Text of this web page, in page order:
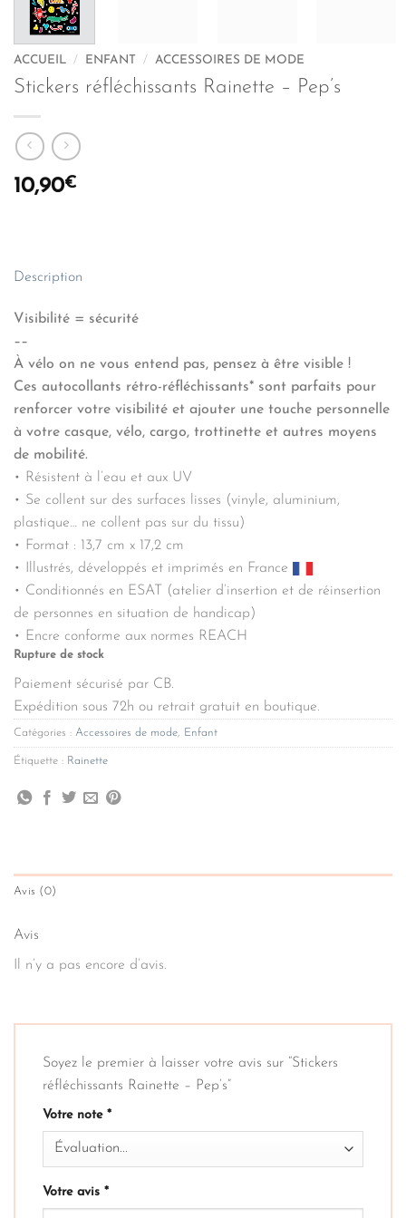
ACCUEIL / ENFANT / ACCESSOIRES DE MODE
Stickers réfléchissants Rainette – Pep’s
10,90€
Description
Visibilité = sécurité
––
À vélo on ne vous entend pas, pensez à être visible !
Ces autocollants rétro-réfléchissants* sont parfaits pour
renforcer votre visibilité et ajouter une touche personnelle
à votre casque, vélo, cargo, trottinette et autres moyens
de mobilité.
• Résistent à l’eau et aux UV
• Se collent sur des surfaces lisses (vinyle, aluminium,
plastique… ne collent pas sur du tissu)
• Format : 13,7 cm x 17,2 cm
• Illustrés, développés et imprimés en France
• Conditionnés en ESAT (atelier d’insertion et de réinsertion
de personnes en situation de handicap)
• Encre conforme aux normes REACH
Rupture de stock
Paiement sécurisé par CB.
Expédition sous 72h ou retrait gratuit en boutique.
Catégories : Accessoires de mode, Enfant
Étiquette : Rainette
Avis (0)
Avis
Il n’y a pas encore d’avis.
Soyez le premier à laisser votre avis sur “Stickers
réfléchissants Rainette – Pep’s”
Votre note *
Votre avis *